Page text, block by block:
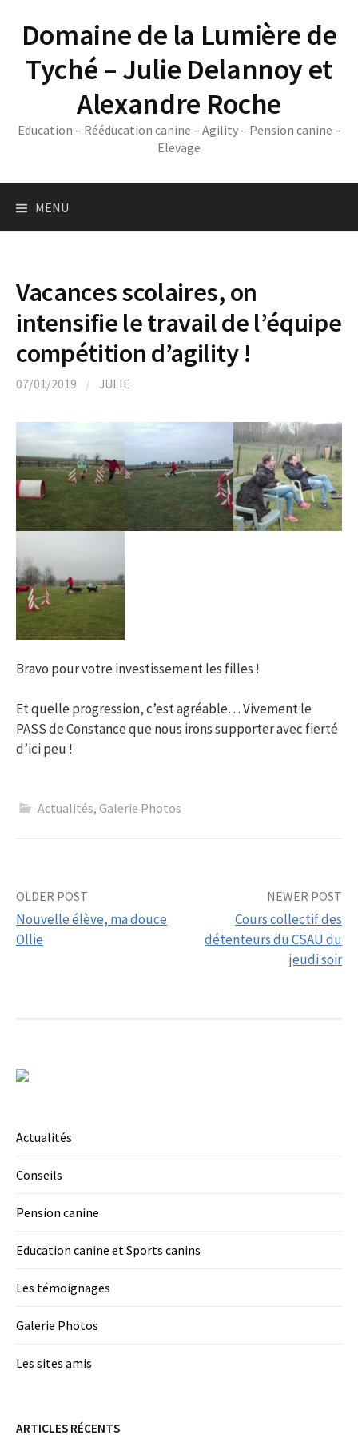
contentDomaine de la Lumière de
Tyché – Julie Delannoy et
Alexandre Roche
Education – Rééducation canine – Agility – Pension canine –
Elevage
MENU
Vacances scolaires, on
intensifie le travail de l’équipe
compétition d’agility !
07/01/2019 / JULIE
Bravo pour votre investissement les filles !
Et quelle progression, c’est agréable… Vivement le
PASS de Constance que nous irons supporter avec fierté
d’ici peu !
Actualités, Galerie Photos
Post
navigation
OLDER POST
Nouvelle élève, ma douce
Ollie
NEWER POST
Cours collectif des
détenteurs du CSAU du
jeudi soir
Actualités
Conseils
Pension canine
Education canine et Sports canins
Les témoignages
Galerie Photos
Les sites amis
ARTICLES RÉCENTS